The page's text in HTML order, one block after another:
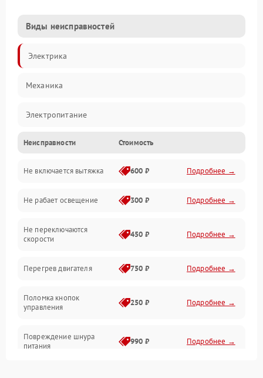
Виды неисправностей
Электрика
Механика
Электропитание
Вентиляция
Освещение
Механические повреждения
Электроника
Неисправности Стоимость
Не включается вытяжка 600 ₽ Подробнее →
Не рабает освещение 300 ₽ Подробнее →
Не переключаются
скорости
450 ₽ Подробнее →
Перегрев двигателя 750 ₽ Подробнее →
Поломка кнопок
управления
250 ₽ Подробнее →
Повреждение шнура
питания
990 ₽ Подробнее →